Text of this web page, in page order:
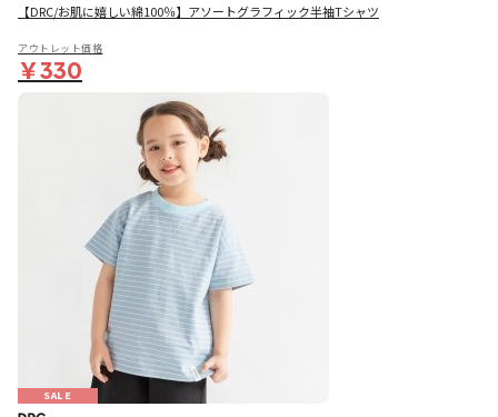
【DRC/お肌に嬉しい綿100％】アソートグラフィック半袖Tシャツ
アウトレット価格
￥330
SALE